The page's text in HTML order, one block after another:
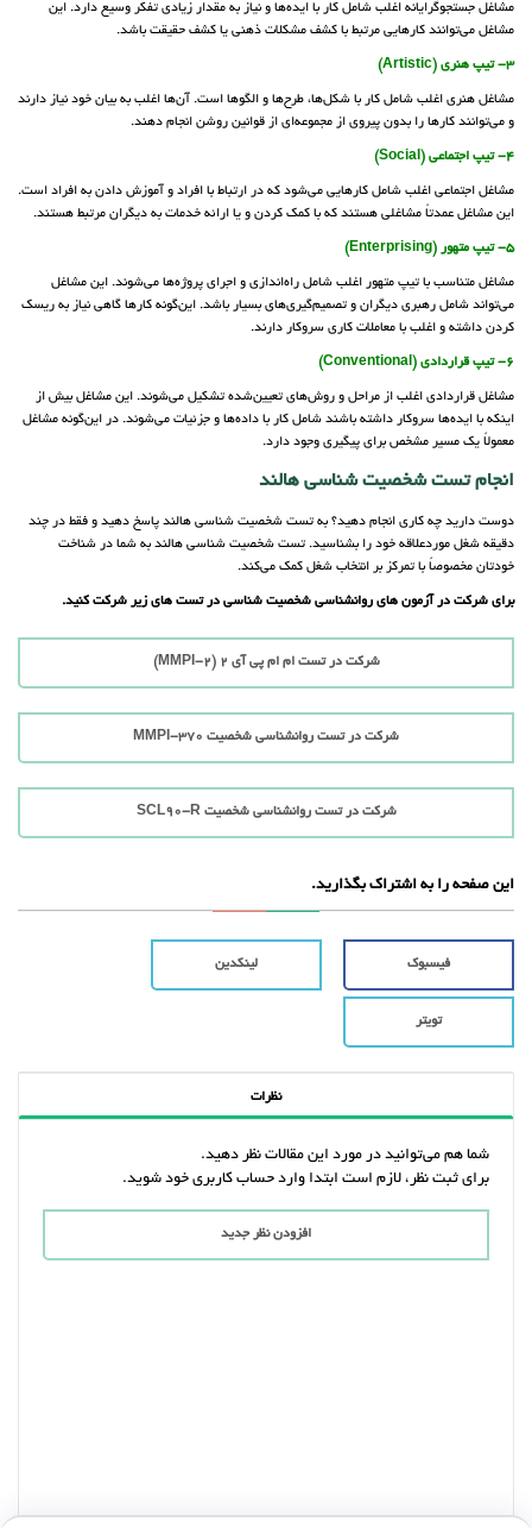
مشاغل جستجوگرایانه اغلب شامل کار با ایده‌ها و نیاز به مقدار زیادی تفکر وسیع دارد. این
مشاغل می‌توانند کارهایی مرتبط با کشف مشکلات ذهنی یا کشف حقیقت باشد.
3- تیپ هنری (Artistic)
مشاغل هنری اغلب شامل کار با شکل‌ها، طرح‌ها و الگوها است. آن‌ها اغلب به بیان خود نیاز دارند
و می‌توانند کارها را بدون پیروی از مجموعه‌ای از قوانین روشن انجام دهند.
4- تیپ اجتماعی (Social)
مشاغل اجتماعی اغلب شامل کارهایی می‌شود که در ارتباط با افراد و آموزش دادن به افراد است.
این مشاغل عمدتاً مشاغلی هستند که با کمک کردن و یا ارائه خدمات به دیگران مرتبط هستند.
5- تیپ متهور (Enterprising)
مشاغل متناسب با تیپ متهور اغلب شامل راه‌اندازی و اجرای پروژه‌ها می‌شوند. این مشاغل
می‌تواند شامل رهبری دیگران و تصمیم‌گیری‌های بسیار باشد. این‌گونه کارها گاهی نیاز به ریسک
کردن داشته و اغلب با معاملات کاری سروکار دارند.
6- تیپ قراردادی (Conventional)
مشاغل قراردادی اغلب از مراحل و روش‌های تعیین‌شده تشکیل می‌شوند. این مشاغل بیش از
اینکه با ایده‌ها سروکار داشته باشند شامل کار با داده‌ها و جزئیات می‌شوند. در این‌گونه مشاغل
معمولاً یک مسیر مشخص برای پیگیری وجود دارد.
انجام تست شخصیت شناسی هالند
دوست دارید چه کاری انجام دهید؟ به تست شخصیت شناسی هالند پاسخ دهید و فقط در چند
دقیقه شغل موردعلاقه خود را بشناسید. تست شخصیت شناسی هالند به شما در شناخت
خودتان مخصوصاً با تمرکز بر انتخاب شغل کمک می‌کند.
برای شرکت در آزمون های روانشناسی شخصیت شناسی در تست های زیر شرکت کنید.
شرکت در تست ام ام پی آی 2 (MMPI-2)
شرکت در تست روانشناسی شخصیت MMPI-370
شرکت در تست روانشناسی شخصیت SCL90-R
این صفحه را به اشتراک بگذارید.
فیسبوک لینکدین
تویتر
نظرات
شما هم می‌توانید در مورد این مقالات نظر دهید.
برای ثبت نظر، لازم است ابتدا وارد حساب کاربری خود شوید.
افزودن نظر جدید